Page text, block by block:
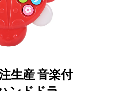
注生産 音楽付